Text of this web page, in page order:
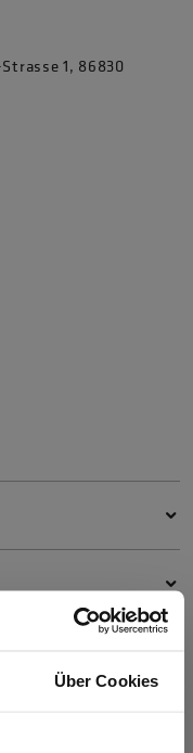
Über Cookies
1, 86830